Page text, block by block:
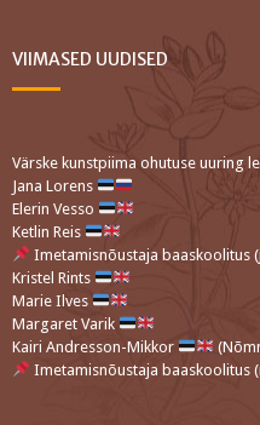
VIIMASED UUDISED
Värske kunstpiima ohutuse uuring
Jana Lorens
Elerin Vesso
Ketlin Reis
Imetamisnõustaja baaskoolitus
Kristel Rints
Marie Ilves
Margaret Varik
Kairi Andresson-Mikkor
Imetamisnõustaja baaskoolitus